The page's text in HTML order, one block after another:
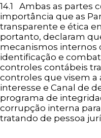
14.1 Ambas as partes
importância que as
transparente e ética
portanto, declaram
mecanismos internos
identificação e
controles contábeis
controles que visem a
interesse e Canal de
programa de
corrupção interna
tratando de pessoa